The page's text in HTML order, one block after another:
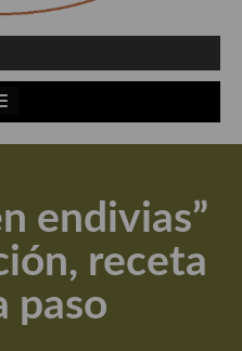
e importantes
AOVES
endivias”
receta
paso